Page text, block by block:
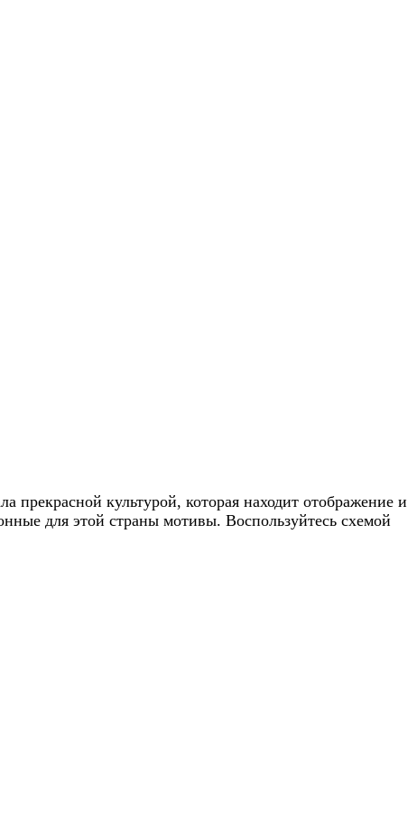
культурой, которая находит отображение и
для этой страны мотивы. Воспользуйтесь схемой